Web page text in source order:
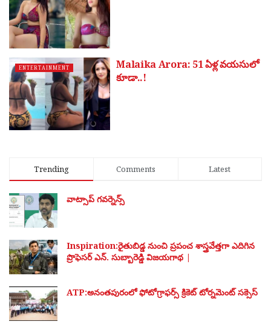
ENTERTAINMENT
Malaika Arora: 51 ఏళ్ల వ‌య‌సులో
కూడా..!
Trending Comments Latest
వాట్సాప్ గవర్నెన్స్
Inspiration:రైతుబిడ్డ నుంచి ప్రపంచ శాస్త్రవేత్తగా ఎదిగిన
ప్రొఫెసర్ ఎన్. సుబ్బారెడ్డి విజయగాథ |
ATP:అనంతపురంలో ఫోటోగ్రాఫర్స్ క్రికెట్ టోర్నమెంట్ సక్సెస్